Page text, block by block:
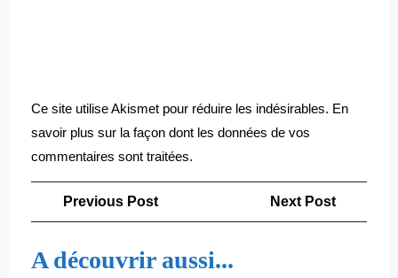
Ce site utilise Akismet pour réduire les indésirables. En
savoir plus sur la façon dont les données de vos
commentaires sont traitées.
Navigation
de
l’article
Previous PostPrevious
Next Post
A découvrir aussi...